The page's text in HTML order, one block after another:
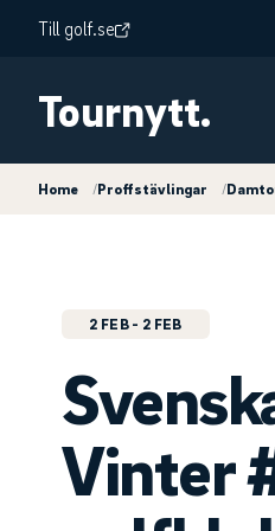
Till golf.se
Tournytt.
Home /Proffstävlingar /
2 FEB- 2 FEB
Vinter